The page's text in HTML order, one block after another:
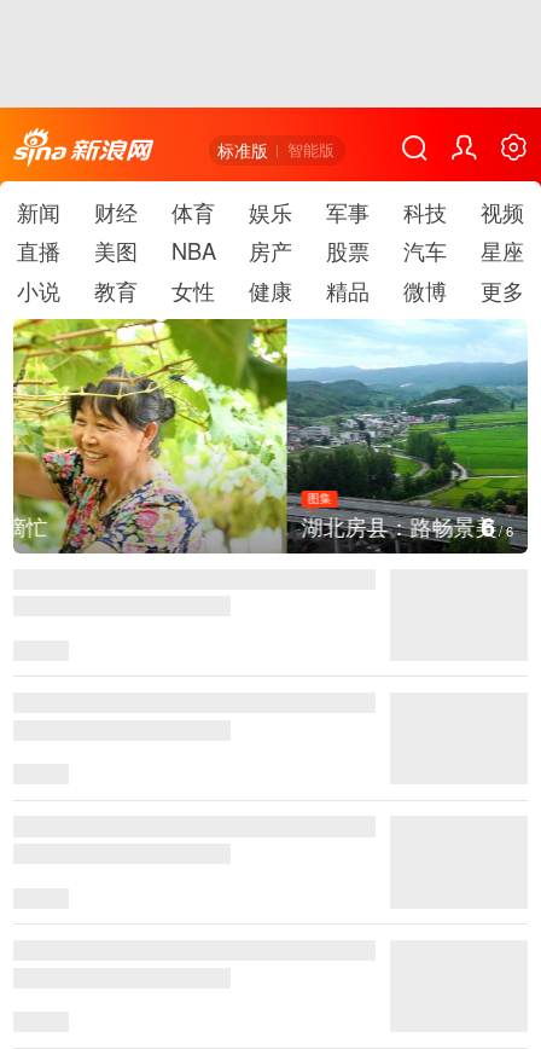
标准版 智能版
新闻 财经 体育 娱乐 军事 科技
视频
直播
美图 NBA 房产 股票 汽车
星座
小说
教育 女性 健康 精品 微博 更多
图集
湖北房县：路畅景美 6/6